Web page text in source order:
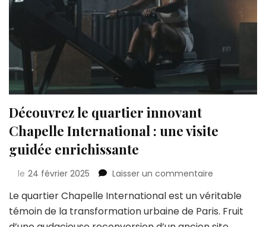
Découvrez le quartier innovant
Chapelle International : une visite
guidée enrichissante
le 24 février 2025 Laisser un commentaire
le
quartier
innovant
Le quartier Chapelle International est un véritable
témoin de la transformation urbaine de Paris. Fruit